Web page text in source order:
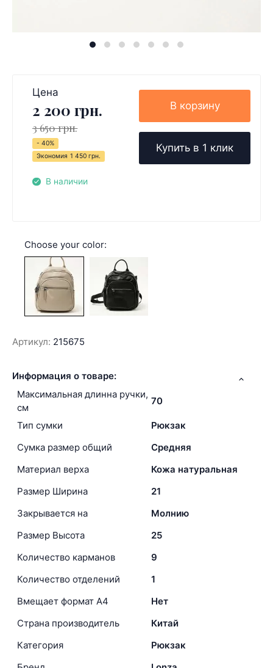
Цена
2 200 грн.
3 650 грн.
- 40%
Экономия 1 450 грн.
В наличии
В корзину
Купить в 1 клик
Choose your color:
Артикул: 215675
Информация о товаре:
Максимальная длинна ручки,
см
70
Тип сумки
Рюкзак
Сумка размер общий
Средняя
Материал верха
Кожа натуральная
Размер Ширина
21
Закрывается на
Молнию
Размер Высота
25
Количество карманов
9
Количество отделений
1
Вмещает формат А4
Нет
Страна производитель
Китай
Категория
Рюкзак